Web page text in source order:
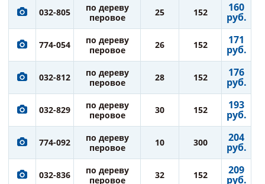
032-805
по дереву
перовое
25 152 160
руб.
774-054
по дереву
перовое
26 152 171
руб.
032-812
по дереву
перовое
28 152 176
руб.
032-829
по дереву
перовое
30 152 193
руб.
774-092
по дереву
перовое
10 300 204
руб.
032-836
по дереву
перовое
32 152 209
руб.